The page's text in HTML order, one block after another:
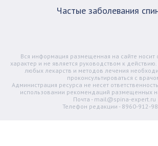
Частые заболевания
Вся информация размещенная на сайте носит
характер и не является руководством к
любых лекарств и методов лечения
проконсультироваться с
Администрация ресурса не несет
использовании рекомендаций размещенных
Почта - mail@spina-expert.ru
Телефон редакции - 8960-912-